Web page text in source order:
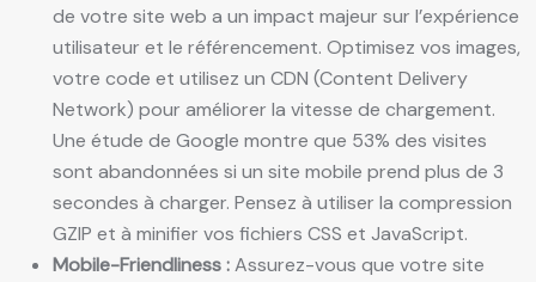
de votre site web a un impact majeur sur l’expérience
utilisateur et le référencement. Optimisez vos images,
votre code et utilisez un CDN (Content Delivery
Network) pour améliorer la vitesse de chargement.
Une étude de Google montre que 53% des visites
sont abandonnées si un site mobile prend plus de 3
secondes à charger. Pensez à utiliser la compression
GZIP et à minifier vos fichiers CSS et JavaScript.
Mobile-Friendliness :Assurez-vous que votre site